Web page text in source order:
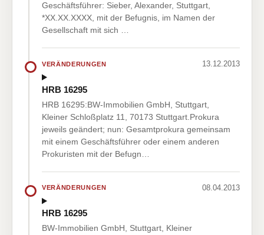
Geschäftsführer: Sieber, Alexander, Stuttgart,
*XX.XX.XXXX, mit der Befugnis, im Namen der
Gesellschaft mit sich …
VERÄNDERUNGEN 13.12.2013
HRB 16295
HRB 16295:BW-Immobilien GmbH, Stuttgart,
Kleiner Schloßplatz 11, 70173 Stuttgart.Prokura
jeweils geändert; nun: Gesamtprokura gemeinsam
mit einem Geschäftsführer oder einem anderen
Prokuristen mit der Befugn…
VERÄNDERUNGEN 08.04.2013
HRB 16295
BW-Immobilien GmbH, Stuttgart, Kleiner